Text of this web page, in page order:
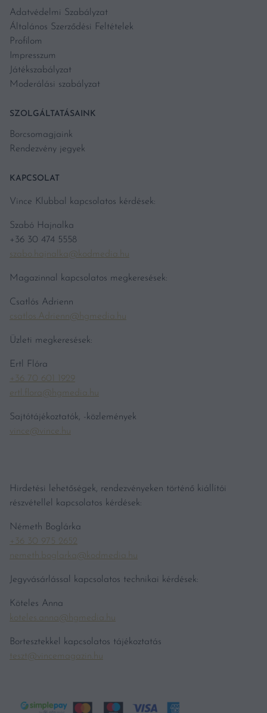
Adatvédelmi Szabályzat
Általános Szerződési Feltételek
Profilom
Impresszum
Játékszabályzat
Moderálási szabályzat
SZOLGÁLTATÁSAINK
Borcsomagjaink
Rendezvény jegyek
KAPCSOLAT
Vince Klubbal kapcsolatos kérdések:
Szabó Hajnalka
+36 30 474 5558
szabo.hajnalka@kodmedia.hu
Magazinnal kapcsolatos megkeresések:
Csatlós Adrienn
csatlos.Adrienn@hgmedia.hu
Üzleti megkeresések:
Ertl Flóra
+36 70 601 1929
ertl.flora@hgmedia.hu
Sajtótájékoztatók, -közlemények
vince@vince.hu
Hirdetési lehetőségek, rendezvényeken történő kiállítói
részvétellel kapcsolatos kérdések:
Németh Boglárka
+36 30 975 2652
nemeth.boglarka@kodmedia.hu
Jegyvásárlással kapcsolatos technikai kérdések:
Köteles Anna
koteles.anna@hgmedia.hu
Bortesztekkel kapcsolatos tájékoztatás
teszt@vincemagazin.hu